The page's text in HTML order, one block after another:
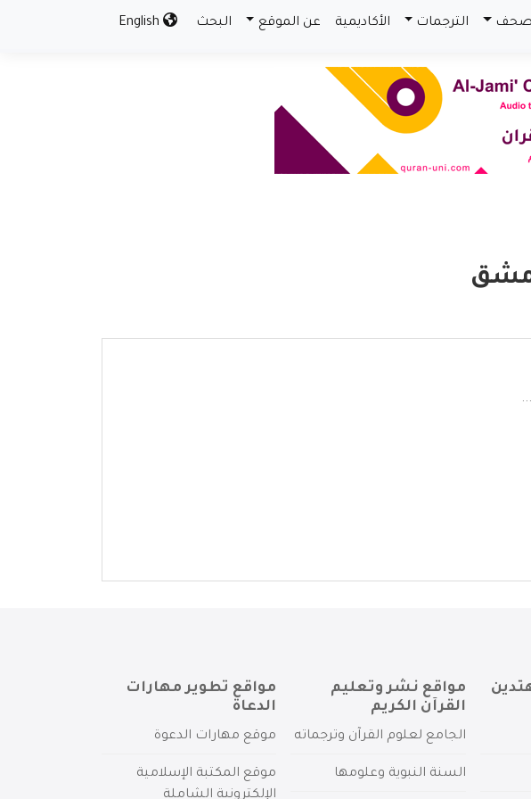
الترجمات الأكاديمية عن الموقع البحث
مواقع نشر وتعليم
القرآن الكريم
الجامع لعلوم القرآن وترجماته
السنة النبوية وعلومها
مواقع تطوير مهارات
الدعاة
موقع مهارات الدعوة
موقع المكتبة الإسلامية
الإلكترونية الشاملة